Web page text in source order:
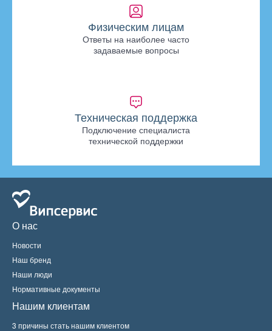
Физическим лицам
Ответы на наиболее часто
задаваемые вопросы
Техническая поддержка
Подключение специалиста
технической поддержки
О нас
Новости
Наш бренд
Наши люди
Нормативные документы
Нашим клиентам
3 причины стать нашим клиентом